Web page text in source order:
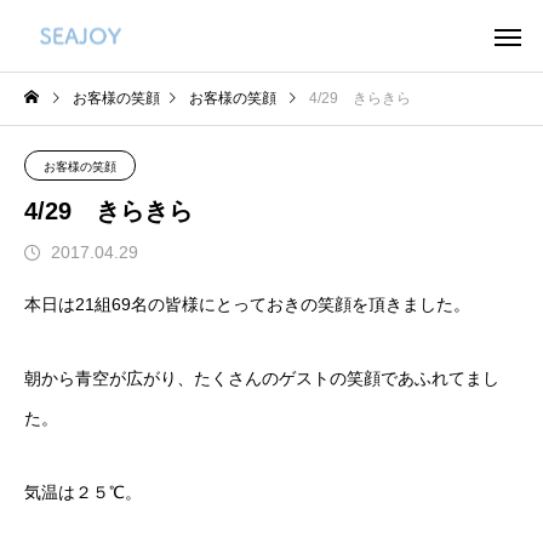
お客様の笑顔 お客様の笑顔 4/29 きらきら
お客様の笑顔
4/29 きらきら
2017.04.29
本日は21組69名の皆様にとっておきの笑顔を頂きました。
朝から青空が広がり、たくさんのゲストの笑顔であふれてまし
た。
気温は２５℃。